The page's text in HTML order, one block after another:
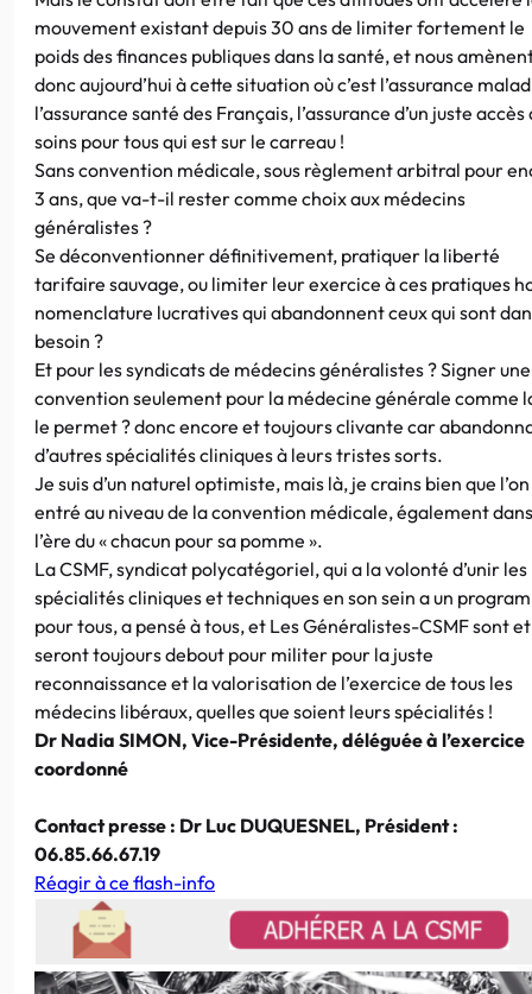
mouvement existant depuis 30 ans de limiter fortement le
poids des finances publiques dans la santé, et nous
donc aujourd’hui à cette situation où c’est l’assurance
l’assurance santé des Français, l’assurance d’un juste accès
soins pour tous qui est sur le carreau !
Sans convention médicale, sous règlement arbitral pour
3 ans, que va-t-il rester comme choix aux médecins
généralistes ?
Se déconventionner définitivement, pratiquer la liberté
tarifaire sauvage, ou limiter leur exercice à ces pratiques
nomenclature lucratives qui abandonnent ceux qui sont
besoin ?
Et pour les syndicats de médecins généralistes ? Signer une
convention seulement pour la médecine générale comme
le permet ? donc encore et toujours clivante car
d’autres spécialités cliniques à leurs tristes sorts.
Je suis d’un naturel optimiste, mais là, je crains bien que
entré au niveau de la convention médicale, également dans
l’ère du « chacun pour sa pomme ».
La CSMF, syndicat polycatégoriel, qui a la volonté d’unir les
spécialités cliniques et techniques en son sein a un
pour tous, a pensé à tous, et Les Généralistes-CSMF sont et
seront toujours debout pour militer pour la juste
reconnaissance et la valorisation de l’exercice de tous les
médecins libéraux, quelles que soient leurs spécialités !
Dr Nadia SIMON, Vice-Présidente, déléguée à l’exercice
coordonné
Contact presse : Dr Luc DUQUESNEL, Président :
06.85.66.67.19
Réagir à ce flash-info